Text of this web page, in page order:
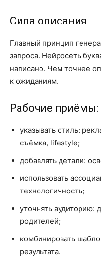
Сила описания
Главный принцип
запроса. Нейросеть
написано. Чем точнее
к ожиданиям.
Рабочие приёмы:
указывать стиль:
съёмка, lifestyle;
добавлять детали:
использовать
технологичность;
уточнять аудиторию:
родителей;
комбинировать
результата.